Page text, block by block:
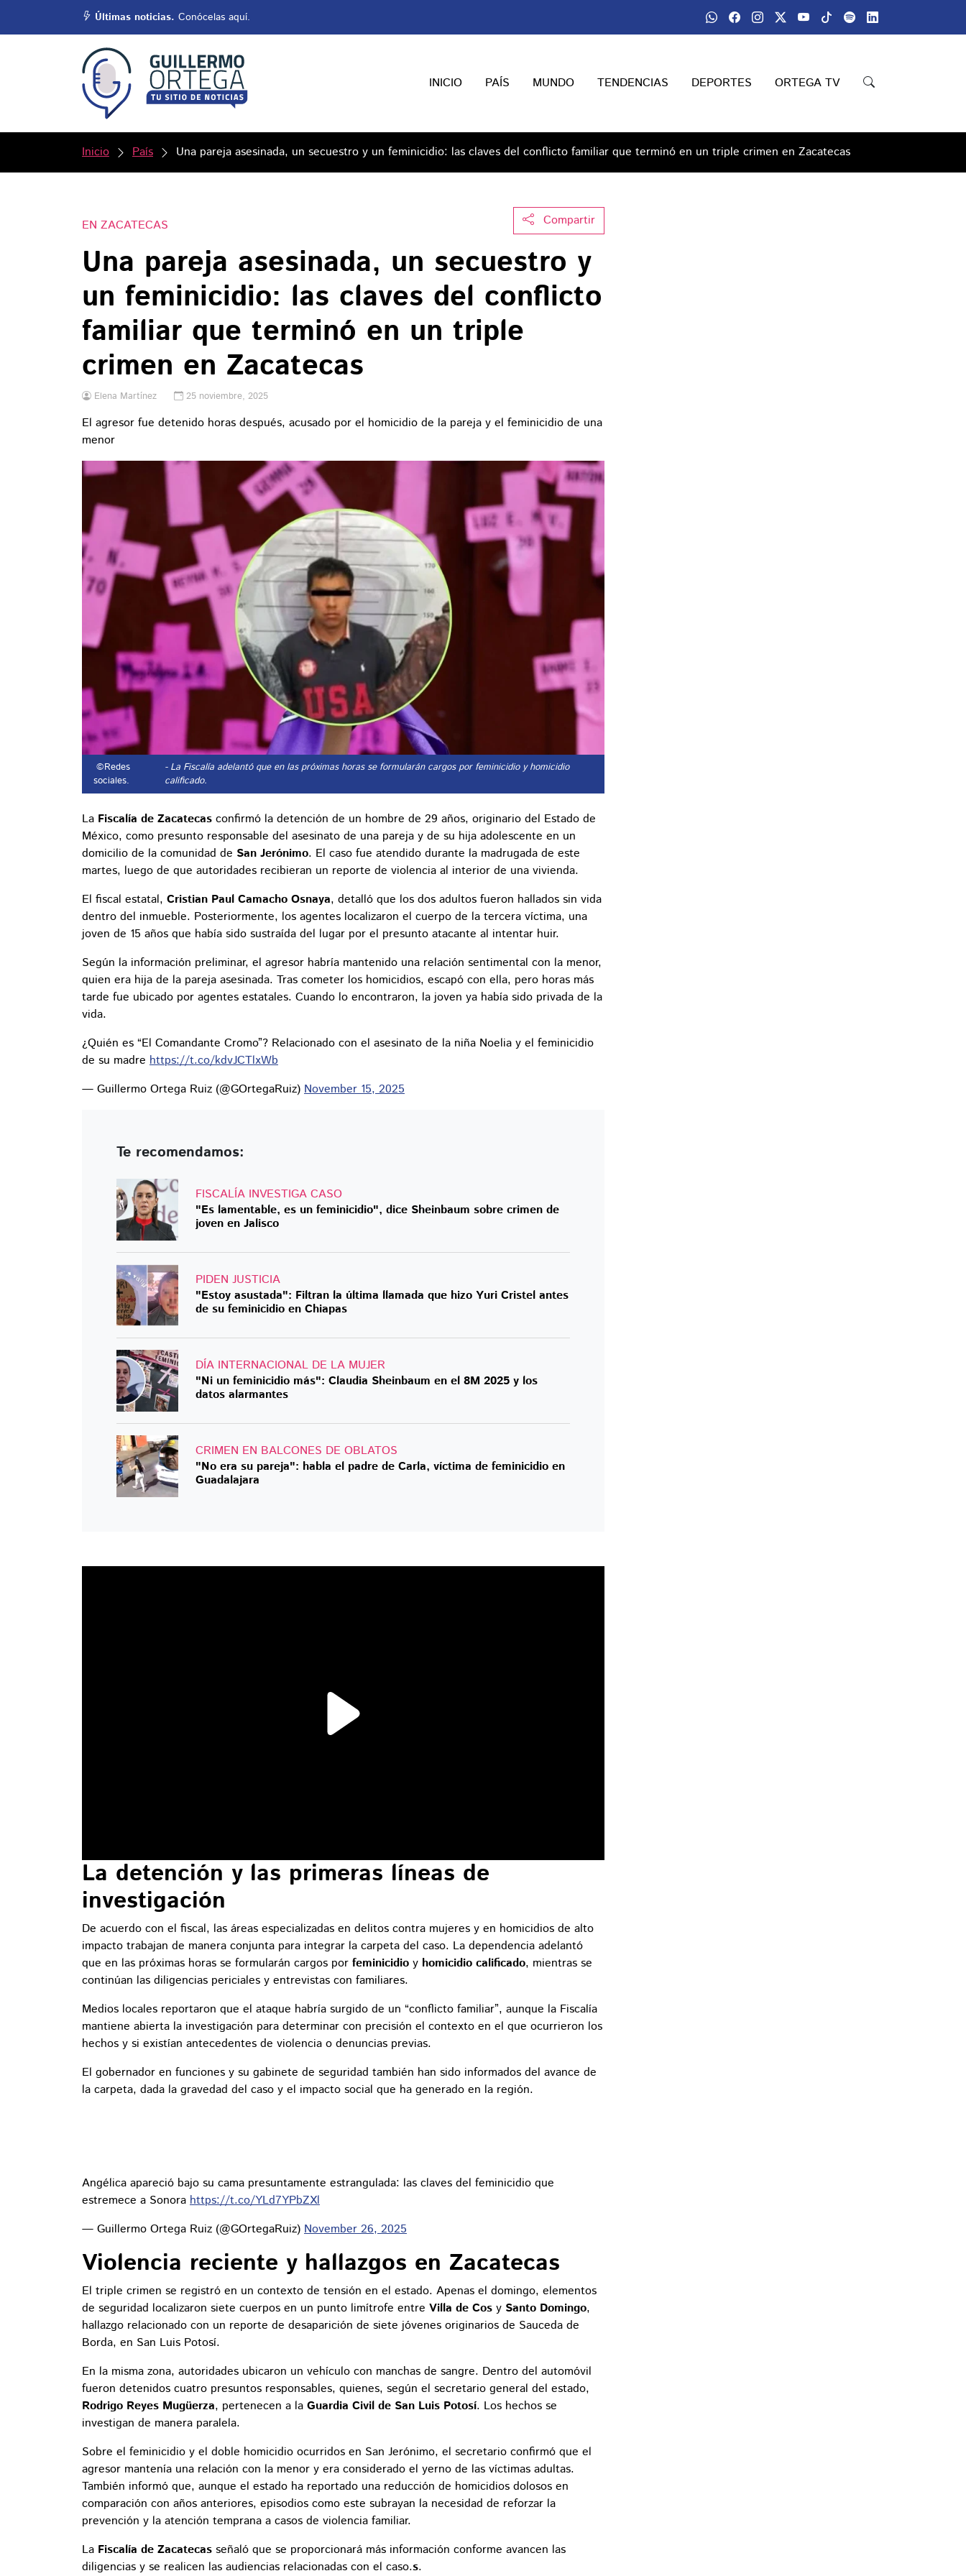
Últimas noticias. Conócelas aquí.
INICIO PAÍS MUNDO TENDENCIAS DEPORTES ORTEGA TV
Inicio País Una pareja asesinada, un secuestro y un feminicidio: las claves del conflicto familiar que terminó en un triple crimen en Zacatecas
Compartir
EN ZACATECAS
Una pareja asesinada, un secuestro y
un feminicidio: las claves del conflicto
familiar que terminó en un triple
crimen en Zacatecas
Elena Martínez 25 noviembre, 2025
El agresor fue detenido horas después, acusado por el homicidio de la pareja y el feminicidio de una
menor
©Redes
sociales.
- La Fiscalía adelantó que en las próximas horas se formularán cargos por feminicidio y homicidio
calificado.
La Fiscalía de Zacatecas confirmó la detención de un hombre de 29 años, originario del Estado de
México, como presunto responsable del asesinato de una pareja y de su hija adolescente en un
domicilio de la comunidad de San Jerónimo. El caso fue atendido durante la madrugada de este
martes, luego de que autoridades recibieran un reporte de violencia al interior de una vivienda.
El fiscal estatal, Cristian Paul Camacho Osnaya, detalló que los dos adultos fueron hallados sin vida
dentro del inmueble. Posteriormente, los agentes localizaron el cuerpo de la tercera víctima, una
joven de 15 años que había sido sustraída del lugar por el presunto atacante al intentar huir.
Según la información preliminar, el agresor habría mantenido una relación sentimental con la menor,
quien era hija de la pareja asesinada. Tras cometer los homicidios, escapó con ella, pero horas más
tarde fue ubicado por agentes estatales. Cuando lo encontraron, la joven ya había sido privada de la
vida.
¿Quién es “El Comandante Cromo”? Relacionado con el asesinato de la niña Noelia y el feminicidio
de su madre https://t.co/kdvJCTlxWb
— Guillermo Ortega Ruiz (@GOrtegaRuiz) November 15, 2025
Te recomendamos:
FISCALÍA INVESTIGA CASO
"Es lamentable, es un feminicidio", dice Sheinbaum sobre crimen de
joven en Jalisco
PIDEN JUSTICIA
"Estoy asustada": Filtran la última llamada que hizo Yuri Cristel antes
de su feminicidio en Chiapas
DÍA INTERNACIONAL DE LA MUJER
"Ni un feminicidio más": Claudia Sheinbaum en el 8M 2025 y los
datos alarmantes
CRIMEN EN BALCONES DE OBLATOS
"No era su pareja": habla el padre de Carla, víctima de feminicidio en
Guadalajara
La detención y las primeras líneas de
investigación
De acuerdo con el fiscal, las áreas especializadas en delitos contra mujeres y en homicidios de alto
impacto trabajan de manera conjunta para integrar la carpeta del caso. La dependencia adelantó
que en las próximas horas se formularán cargos por feminicidio y homicidio calificado, mientras se
continúan las diligencias periciales y entrevistas con familiares.
Medios locales reportaron que el ataque habría surgido de un “conflicto familiar”, aunque la Fiscalía
mantiene abierta la investigación para determinar con precisión el contexto en el que ocurrieron los
hechos y si existían antecedentes de violencia o denuncias previas.
El gobernador en funciones y su gabinete de seguridad también han sido informados del avance de
la carpeta, dada la gravedad del caso y el impacto social que ha generado en la región.
Angélica apareció bajo su cama presuntamente estrangulada: las claves del feminicidio que
estremece a Sonora https://t.co/YLd7YPbZXl
— Guillermo Ortega Ruiz (@GOrtegaRuiz) November 26, 2025
Violencia reciente y hallazgos en Zacatecas
El triple crimen se registró en un contexto de tensión en el estado. Apenas el domingo, elementos
de seguridad localizaron siete cuerpos en un punto limítrofe entre Villa de Cos y Santo Domingo,
hallazgo relacionado con un reporte de desaparición de siete jóvenes originarios de Sauceda de
Borda, en San Luis Potosí.
En la misma zona, autoridades ubicaron un vehículo con manchas de sangre. Dentro del automóvil
fueron detenidos cuatro presuntos responsables, quienes, según el secretario general del estado,
Rodrigo Reyes Mugüerza, pertenecen a la Guardia Civil de San Luis Potosí. Los hechos se
investigan de manera paralela.
Sobre el feminicidio y el doble homicidio ocurridos en San Jerónimo, el secretario confirmó que el
agresor mantenía una relación con la menor y era considerado el yerno de las víctimas adultas.
También informó que, aunque el estado ha reportado una reducción de homicidios dolosos en
comparación con años anteriores, episodios como este subrayan la necesidad de reforzar la
prevención y la atención temprana a casos de violencia familiar.
La Fiscalía de Zacatecas señaló que se proporcionará más información conforme avancen las
diligencias y se realicen las audiencias relacionadas con el caso.s.